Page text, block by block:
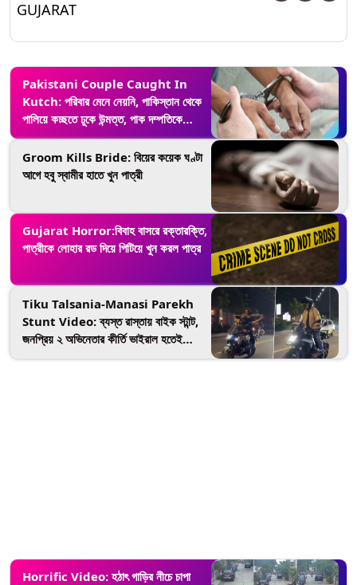
GUJARAT
Pakistani Couple Caught In
Kutch: পরিবার মেনে নেয়নি, পাকিস্তান থেকে
পালিয়ে কচ্ছতে ঢুকে উন্মত্ত, পাক দম্পতিকে
পাকড়াও করল পুলিশ
Groom Kills Bride: বিয়ের কয়েক ঘণ্টা
আগে হবু স্বামীর হাতে খুন পাত্রী
Gujarat Horror:বিবাহ বাসরে রক্তারক্তি,
পাত্রীকে লোহার রড দিয়ে পিটিয়ে খুন করল পাত্র
Tiku Talsania-Manasi Parekh
Stunt Video: ব্যস্ত রাস্তায় বাইক স্টান্ট,
জনপ্রিয় ২ অভিনেতার কীর্তি ভাইরাল হতেই
Horrific Video: হঠাৎ গাড়ির নীচে চাপা